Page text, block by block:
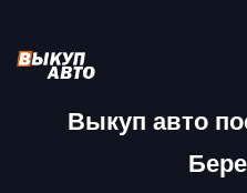
Выкуп авто